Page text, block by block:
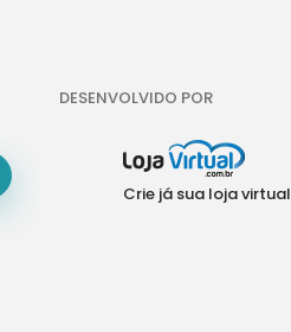
DESENVOLVIDO POR
Crie já sua loja virtual